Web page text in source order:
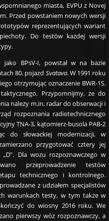
miasta, EVPU z Novej
Przed powstaniem nowych wersji
reprezentujących wariant
Do testów każdej wersji
jako BPsV-I, powstał w na bazie
80. pojazd Svatava. W 1991 roku
otrzymując oznaczenie BWR-1S.
Przypomnijmy, że do
należy m.in. radar do obserwacji i
rozpoznania radiotechnicznego
TNA-3, kątomierz-busola PAB-2
do słowackiej modernizacji, w
przygotować cztery jej
„D”. Dla wozu rozpoznawczego w
przeprowadzenie testów
technicznego i kontrolnego.
z udziałem specjalistów
warunkach testy, w tym także w
do wiosny 2016 roku. We
pierwszy wóz rozpoznawczy, a